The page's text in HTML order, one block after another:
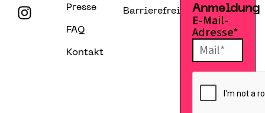
Presse
FAQ
Kontakt
Barrierefreiheitserklärung
Anmeldung
E-Mail-
Adresse*